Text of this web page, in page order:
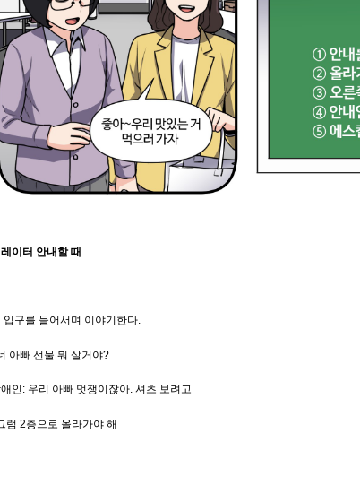
이터 안내할 때
입구를 들어서며 이야기한다.
아빠 선물 뭐 살거야?
인: 우리 아빠 멋쟁이잖아. 셔츠 보려고
럼 2층으로 올라가야 해